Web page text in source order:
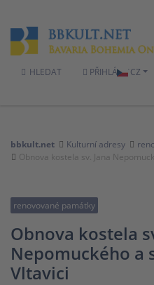
HLEDAT PŘIHLÁSITCZ
bbkult.net Kulturní adresy
Obnova kostela sv. Jana
renovované památky
Obnova kostela
Nepomuckého a
Vltavici